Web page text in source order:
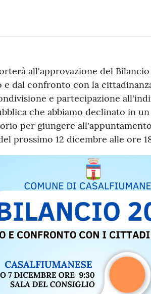
all'approvazione del
e dal confronto con la
e partecipazione
che abbiamo declinato in
per giungere
prossimo 12 dicembre alle ore